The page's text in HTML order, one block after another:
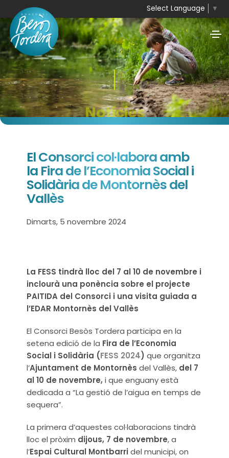
Select Language ▼
Notícies
El Consorci col·labora amb
la Fira de l’Economia Social i
Solidària de Montornès del
Vallès
Dimarts, 5 novembre 2024
La FESS tindrà lloc del 7 al 10 de novembre i
inclourà una ponència sobre el projecte
PAITIDA del Consorci i una visita guiada a
l’EDAR Montornès del Vallès
El Consorci Besòs Tordera participa en la
setena edició de la Fira de l’Economia
Social i Solidària (FESS 2024) que organitza
l’Ajuntament de Montornès del Vallès, del 7
al 10 de novembre,i que enguany està
dedicada a “La gestió de l’aigua en temps de
sequera”.
La primera d’aquestes col·laboracions tindrà
lloc el pròxim dijous, 7 de novembre, a
l’Espai Cultural Montbarridel municipi, on